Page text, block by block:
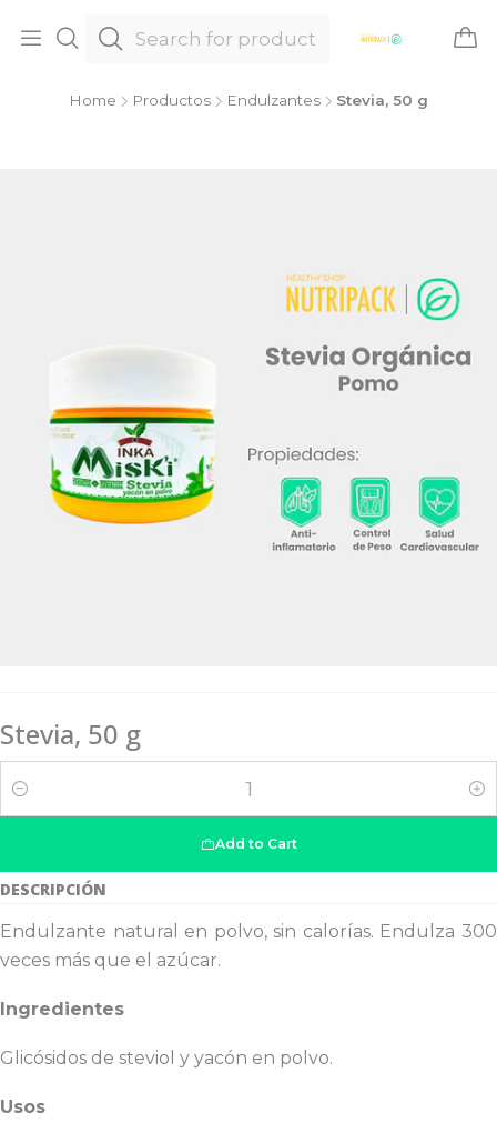
Home Productos Endulzantes Stevia, 50 g
Stevia, 50 g
Quantity
Add to Cart
DESCRIPCIÓN
Endulzante natural en polvo, sin calorías. Endulza 300
veces más que el azúcar.
Ingredientes
Glicósidos de steviol y yacón en polvo.
Usos